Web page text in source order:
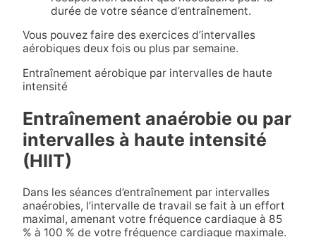
durée de votre séance d’entraînement.
Vous pouvez faire des exercices d’intervalles
aérobiques deux fois ou plus par semaine.
Entraînement aérobique par intervalles de haute
intensité
Entraînement anaérobie ou par
intervalles à haute intensité
(HIIT)
Dans les séances d’entraînement par intervalles
anaérobies, l’intervalle de travail se fait à un effort
maximal, amenant votre fréquence cardiaque à 85
% à 100 % de votre fréquence cardiaque maximale.